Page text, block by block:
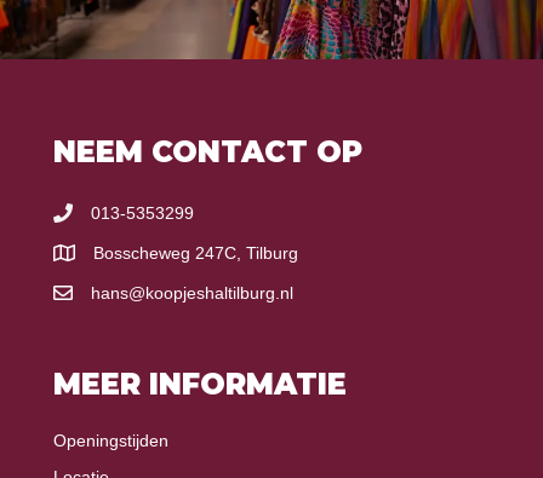
NEEM CONTACT OP
013-5353299
Bosscheweg 247C, Tilburg
hans@koopjeshaltilburg.nl
MEER INFORMATIE
Openingstijden